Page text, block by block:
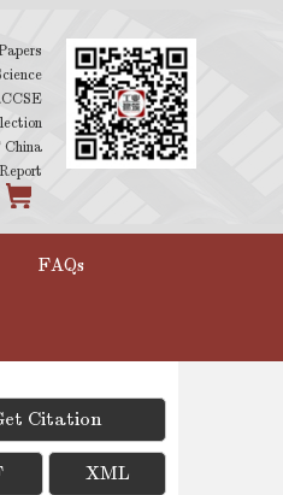
China
FAQs
Citation
XML